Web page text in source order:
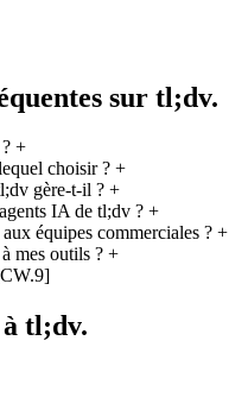
sur tl;dv.
+
choisir ? +
gère-t-il ? +
IA de tl;dv ? +
équipes commerciales ? +
mes outils ? +
tl;dv.